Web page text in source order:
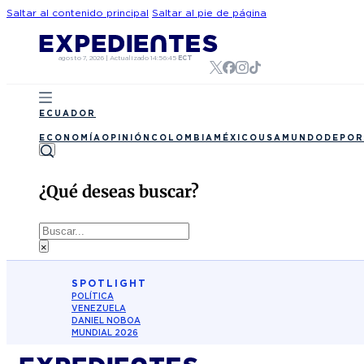
Saltar al contenido principal Saltar al pie de página
agosto 7, 2026 | Actualizado 14:56:45 ECT
ECUADOR
ECONOMÍA OPINIÓN COLOMBIA MÉXICO USA MUNDO
¿Qué deseas buscar?
Buscar
×
SPOTLIGHT
POLÍTICA
VENEZUELA
DANIEL NOBOA
MUNDIAL 2026